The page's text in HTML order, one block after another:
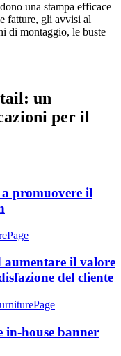
una stampa efficace
fatture, gli avvisi al
di montaggio, le buste
un
per il
promuovere il
il valore
del cliente
in-house banner